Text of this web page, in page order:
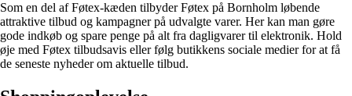
Som en del af Føtex-kæden tilbyder Føtex på Bornholm løbende
attraktive tilbud og kampagner på udvalgte varer. Her kan man gøre
gode indkøb og spare penge på alt fra dagligvarer til elektronik. Hold
øje med Føtex tilbudsavis eller følg butikkens sociale medier for at få
de seneste nyheder om aktuelle tilbud.